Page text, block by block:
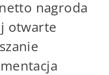
nagroda
otwarte